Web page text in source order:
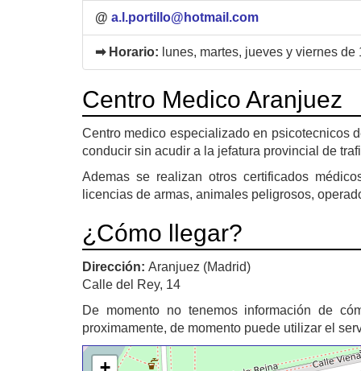
@ a.l.portillo@hotmail.com
➡ Horario: lunes, martes, jueves y viernes
Centro Medico Aranjuez
Centro medico especializado en psicotecnicos
conducir sin acudir a la jefatura provincial de
Ademas se realizan otros certificados
licencias de armas, animales peligrosos,
¿Cómo llegar?
Dirección: Aranjuez (Madrid)
Calle del Rey, 14
De momento no tenemos información de
proximamente, de momento puede utilizar el